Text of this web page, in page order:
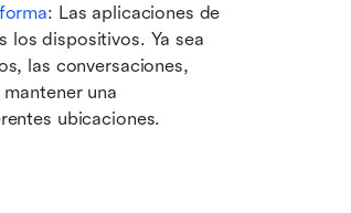
: Las aplicaciones de
los dispositivos. Ya sea
las conversaciones,
una
ubicaciones.